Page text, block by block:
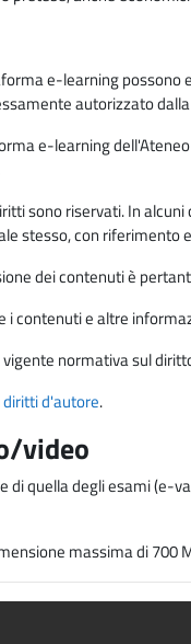
e-learning
autorizzato
e-learning
sono riservati. In
stesso, con riferimento
dei contenuti è
contenuti e altre
normativa sul
d'autore.
video
quella degli esami (e-
massima di